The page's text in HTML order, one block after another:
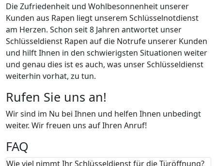
Die Zufriedenheit und Wohlbesonnenheit unserer
Kunden aus Rapen liegt unserem Schlüsselnotdienst
am Herzen. Schon seit 8 Jahren antwortet unser
Schlüsseldienst Rapen auf die Notrufe unserer Kunden
und hilft Ihnen in den schwierigsten Situationen weiter
und genau dies ist es auch, was unser Schlüsseldienst
weiterhin vorhat, zu tun.
Rufen Sie uns an!
Wir sind im Nu bei Ihnen und helfen Ihnen unbedingt
weiter. Wir freuen uns auf Ihren Anruf!
FAQ
Wie viel nimmt Ihr Schlüsseldienst für die Türöffnung?